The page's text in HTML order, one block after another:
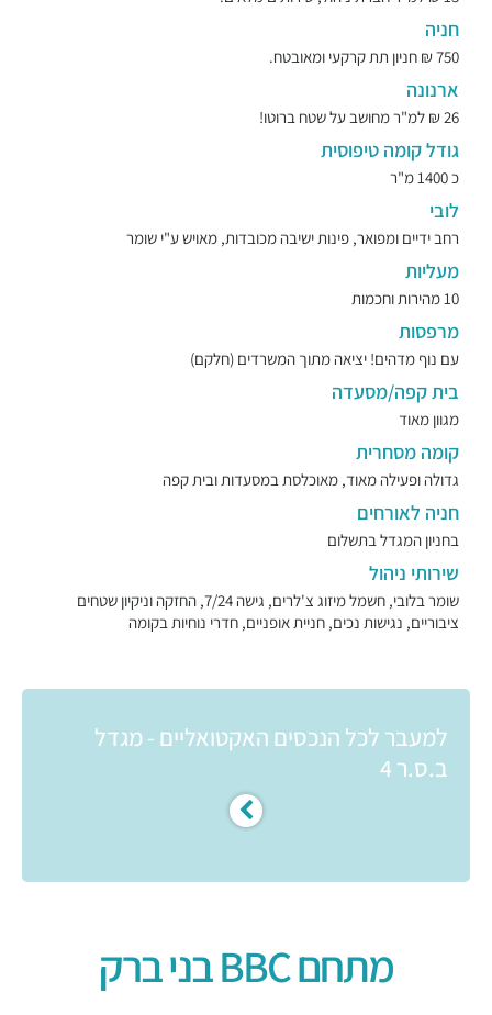
חניה
750 ₪ חניון תת קרקעי ומאובטח.
ארנונה
26 ₪ למ"ר מחושב על שטח ברוטו!
גודל קומה טיפוסית
כ 1400 מ"ר
לובי
רחב ידיים ומפואר, פינות ישיבה מכובדות, מאויש ע"י שומר
מעליות
10 מהירות וחכמות
מרפסות
עם נוף מדהים! יציאה מתוך המשרדים (חלקם)
בית קפה/מסעדה
מגוון מאוד
קומה מסחרית
גדולה ופעילה מאוד, מאוכלסת במסעדות ובית קפה
חניה לאורחים
בחניון המגדל בתשלום
שירותי ניהול
שומר בלובי, חשמל מיזוג צ'לרים, גישה 7/24, החזקה וניקיון שטחים
ציבוריים, נגישות נכים, חניית אופניים, חדרי נוחיות בקומה
למעבר לכל הנכסים האקטואליים - מגדל
ב.ס.ר 4
מתחם BBC בני ברק